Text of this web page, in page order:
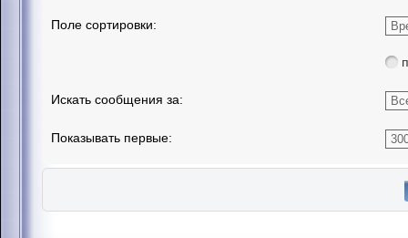
Поле сортировки:
Искать сообщения за:
Показывать первые: